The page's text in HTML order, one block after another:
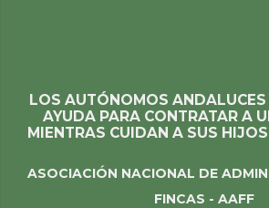
LOS AUTÓNOMOS
AYUDA PARA CONTRATAR A
MIENTRAS CUIDAN A SUS
ASOCIACIÓN NACIONAL DE
FINCAS - AAFF